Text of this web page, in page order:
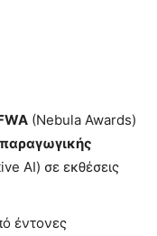
(Nebula Awards)
παραγωγικής
AI) σε εκθέσεις
έντονες